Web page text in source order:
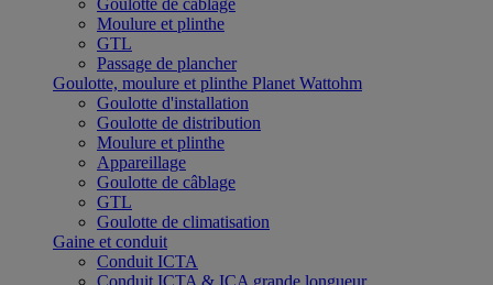
Goulotte de câblage
Moulure et plinthe
GTL
Passage de plancher
Goulotte, moulure et plinthe Planet Wattohm
Goulotte d'installation
Goulotte de distribution
Moulure et plinthe
Appareillage
Goulotte de câblage
GTL
Goulotte de climatisation
Gaine et conduit
Conduit ICTA
Conduit ICTA & ICA grande longueur